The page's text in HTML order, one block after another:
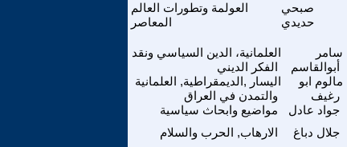
العولمة وتطورات العالم
المعاصر
صبحي
حديدي
العلمانية، الدين السياسي ونقد
الفكر الديني
سامر
أبوالقاسم
اليسار ,الديمقراطية, العلمانية
والتمدن في العراق
مالوم ابو
رغيف
مواضيع وابحاث سياسية جواد عادل
الارهاب, الحرب والسلام
جلال دباغ